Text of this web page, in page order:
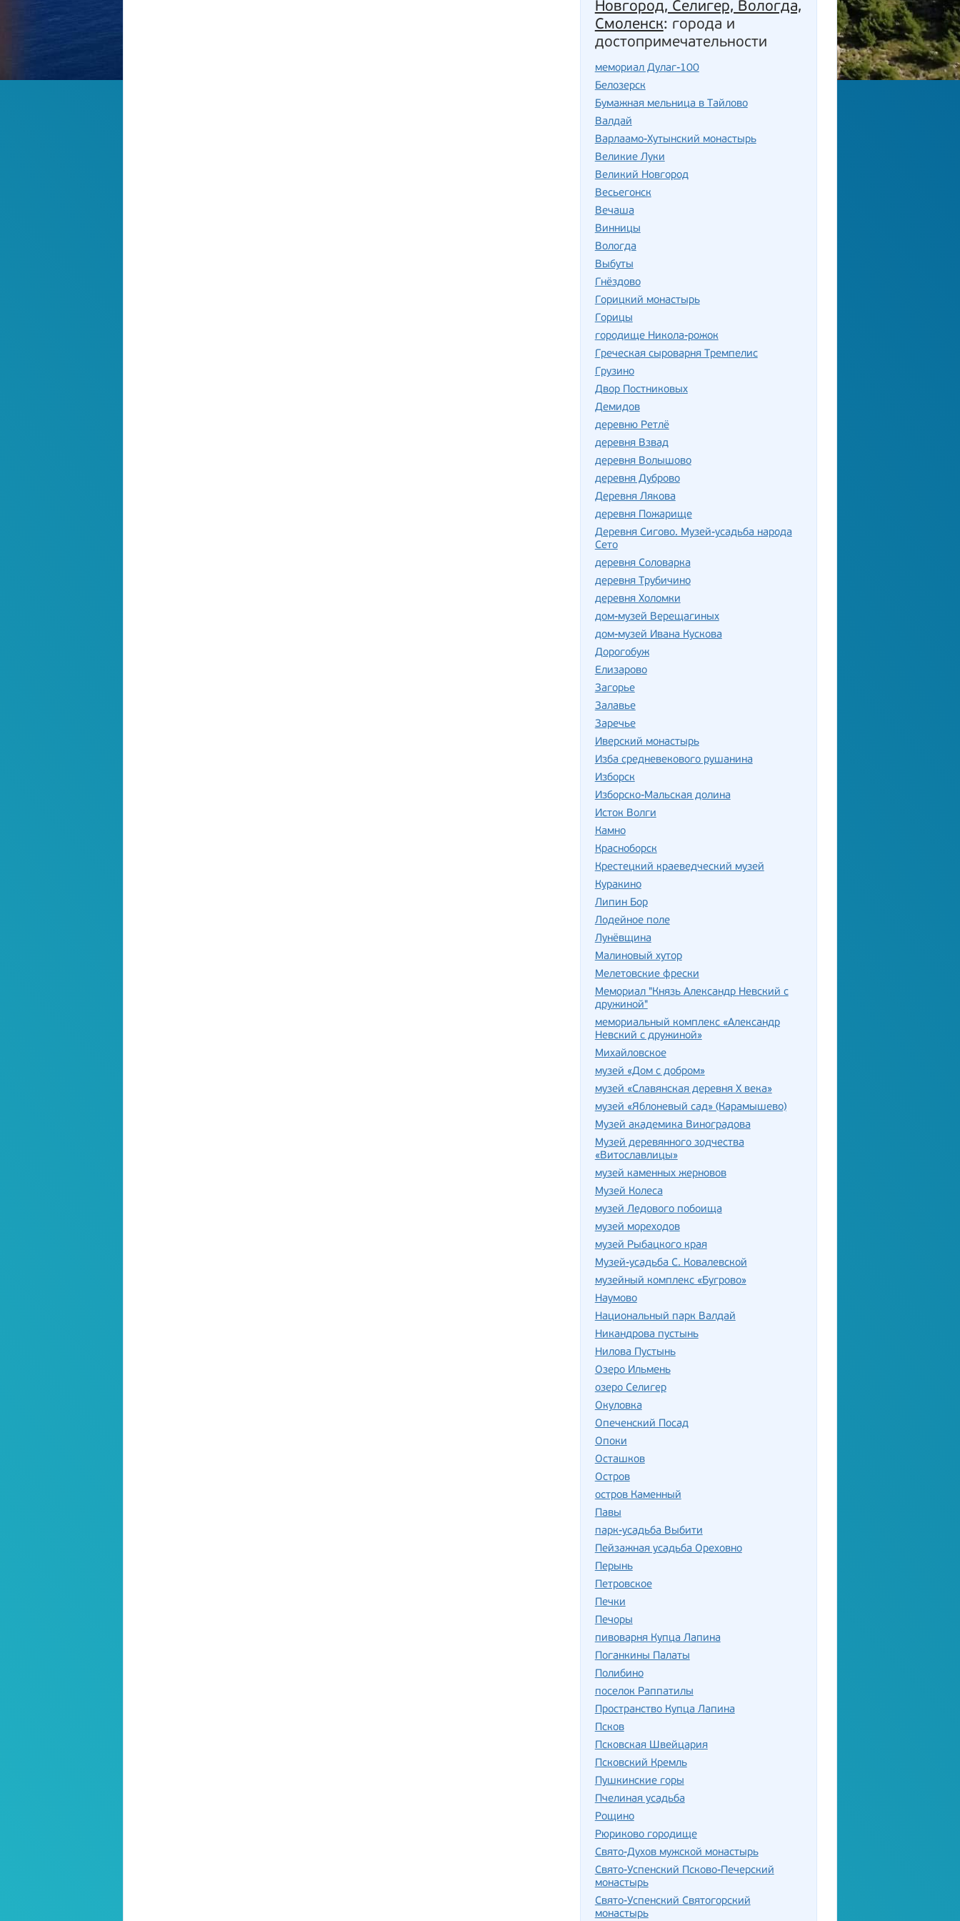
Новгород, Селигер, Вологда,
Смоленск: города и
достопримечательности
мемориал Дулаг-100
Белозерск
Бумажная мельница в Тайлово
Валдай
Варлаамо-Хутынский монастырь
Великие Луки
Великий Новгород
Весьегонск
Вечаша
Винницы
Вологда
Выбуты
Гнёздово
Горицкий монастырь
Горицы
городище Никола-рожок
Греческая сыроварня Тремпелис
Грузино
Двор Постниковых
Демидов
деревню Ретлё
деревня Взвад
деревня Волышово
деревня Дуброво
Деревня Лякова
деревня Пожарище
Деревня Сигово. Музей-усадьба народа
Сето
деревня Соловарка
деревня Трубичино
деревня Холомки
дом-музей Верещагиных
дом-музей Ивана Кускова
Дорогобуж
Елизарово
Загорье
Залавье
Заречье
Иверский монастырь
Изба средневекового рушанина
Изборск
Изборско-Мальская долина
Исток Волги
Камно
Красноборск
Крестецкий краеведческий музей
Куракино
Липин Бор
Лодейное поле
Лунёвщина
Малиновый хутор
Мелетовские фрески
Мемориал "Князь Александр Невский с
дружиной"
мемориальный комплекс «Александр
Невский с дружиной»
Михайловское
музей «Дом с добром»
музей «Славянская деревня X века»
музей «Яблоневый сад» (Карамышево)
Музей академика Виноградова
Музей деревянного зодчества
«Витославлицы»
музей каменных жерновов
Музей Колеса
музей Ледового побоища
музей мореходов
музей Рыбацкого края
Музей-усадьба С. Ковалевской
музейный комплекс «Бугрово»
Наумово
Национальный парк Валдай
Никандрова пустынь
Нилова Пустынь
Озеро Ильмень
озеро Селигер
Окуловка
Опеченский Посад
Опоки
Осташков
Остров
остров Каменный
Павы
парк-усадьба Выбити
Пейзажная усадьба Ореховно
Перынь
Петровское
Печки
Печоры
пивоварня Купца Лапина
Поганкины Палаты
Полибино
поселок Раппатилы
Пространство Купца Лапина
Псков
Псковская Швейцария
Псковский Кремль
Пушкинские горы
Пчелиная усадьба
Рощино
Рюриково городище
Свято-Духов мужской монастырь
Свято-Успенский Псково-Печерский
монастырь
Свято-Успенский Святогорский
монастырь